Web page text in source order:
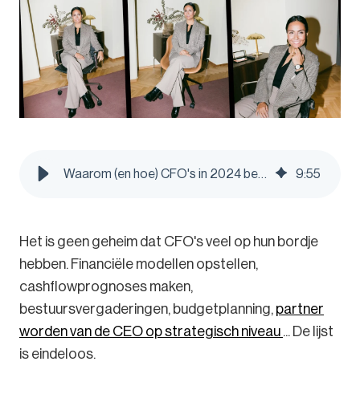
Waarom (en hoe) CFO's in 2024 betere leiders kunnen worden - Pleo Blog 9:55
Het is geen geheim dat CFO's veel op hun bordje
hebben. Financiële modellen opstellen,
cashflowprognoses maken,
bestuursvergaderingen, budgetplanning, partner
worden van de CEO op strategisch niveau ... De lijst
is eindeloos.